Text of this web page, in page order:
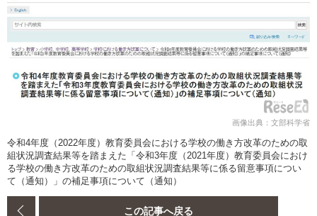
画像出典：文部科学省
令和4年度（2022年度）教育委員会における学校の働き方改革のための取
組状況調査結果等を踏まえた「令和3年度（2021年度）教育委員会におけ
る学校の働き方改革のための取組状況調査結果等に係る留意事項につい
て（通知）」の補足事項について（通知）
この記事へ戻る